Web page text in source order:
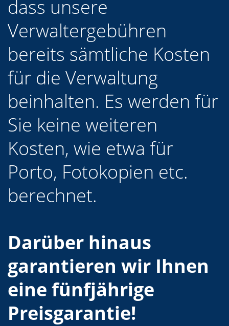
dass unsere
Verwaltergebühren
bereits sämtliche Kosten
für die Verwaltung
beinhalten. Es werden für
Sie keine weiteren
Kosten, wie etwa für
Porto, Fotokopien etc.
berechnet.
Darüber hinaus
garantieren wir Ihnen
eine fünfjährige
Preisgarantie!